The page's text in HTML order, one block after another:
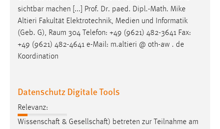
sichtbar machen [...] Prof. Dr. paed. Dipl.-Math. Mike
Altieri Fakultät Elektrotechnik, Medien und Informatik
(Geb. G), Raum 304 Telefon: +49 (9621) 482-3641 Fax:
+49 (9621) 482-4641 e-Mail: m.altieri @ oth-aw . de
Koordination
Datenschutz Digitale Tools
Relevanz:
Wissenschaft & Gesellschaft) betreten zur Teilnahme am